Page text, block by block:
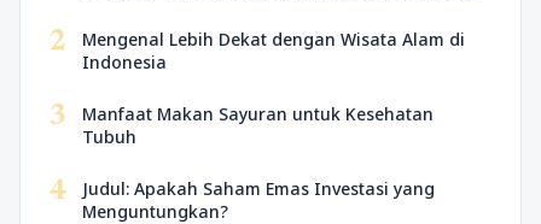
2
Mengenal Lebih Dekat dengan Wisata Alam di
Indonesia
3
Manfaat Makan Sayuran untuk Kesehatan
Tubuh
4
Judul: Apakah Saham Emas Investasi yang
Menguntungkan?